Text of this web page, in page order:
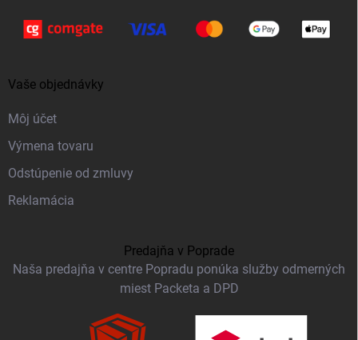
Vaše objednávky
Môj účet
Výmena tovaru
Odstúpenie od zmluvy
Reklamácia
Predajňa v Poprade
Naša predajňa v centre Popradu ponúka služby odmerných
miest Packeta a DPD